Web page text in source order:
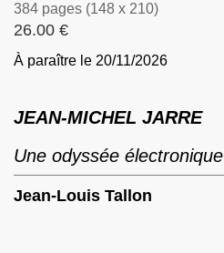
384 pages (148 x 210)
26.00 €
À paraître le 20/11/2026
JEAN-MICHEL JARRE
Une odyssée électronique
Jean-Louis Tallon